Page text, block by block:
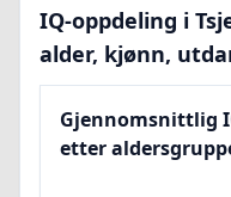
IQ-oppdeling i
alder, kjønn,
Gjennomsnittlig
etter